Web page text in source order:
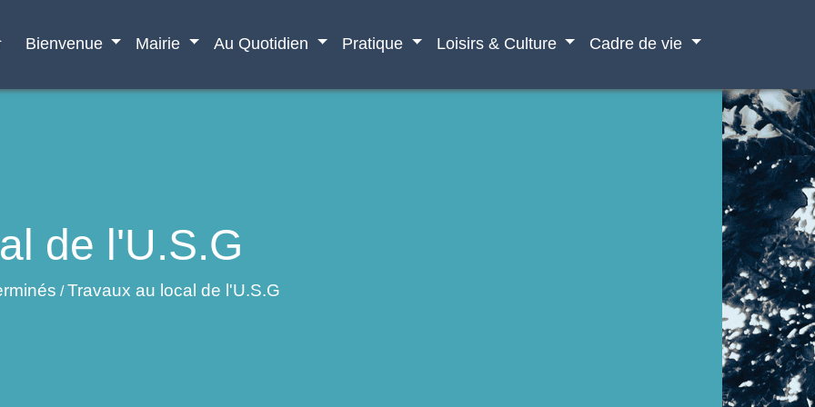
Bienvenue Mairie Au Quotidien Pratique Loisirs & Culture Cadre de vie
de l'U.S.G
/Travaux au local de l'U.S.G